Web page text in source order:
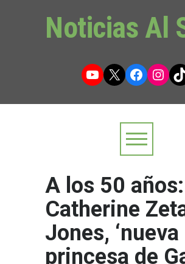
Noticias Al
YouTube
X
A los 50 años:
Catherine
Jones, ‘nueva
princesa de